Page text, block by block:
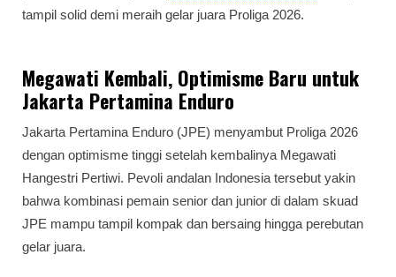
tampil solid demi meraih gelar juara Proliga 2026.
Megawati Kembali, Optimisme Baru untuk
Jakarta Pertamina Enduro
Jakarta Pertamina Enduro (JPE) menyambut Proliga 2026
dengan optimisme tinggi setelah kembalinya Megawati
Hangestri Pertiwi. Pevoli andalan Indonesia tersebut yakin
bahwa kombinasi pemain senior dan junior di dalam skuad
JPE mampu tampil kompak dan bersaing hingga perebutan
gelar juara.